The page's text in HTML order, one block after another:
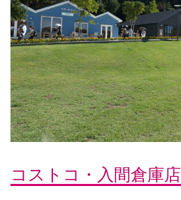
コストコ・入間倉庫店